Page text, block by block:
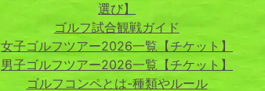
選び】
ゴルフ試合観戦ガイド
女子ゴルフツアー2026一覧【チケット】
男子ゴルフツアー2026一覧【チケット】
ゴルフコンペとは-種類やルール